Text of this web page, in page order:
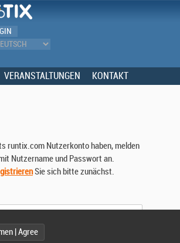
VERANSTALTUNGEN KONTAKT
runtix.com Nutzerkonto haben, melden
Nutzername und Passwort an.
Sie sich bitte zunächst.
| Agree